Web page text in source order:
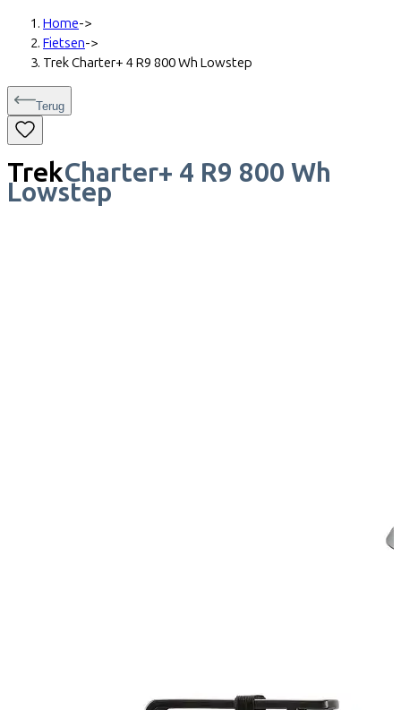
Home->
Fietsen->
Trek Charter+ 4 R9 800 Wh Lowstep
Terug
TrekCharter+ 4 R9 800 Wh
Lowstep